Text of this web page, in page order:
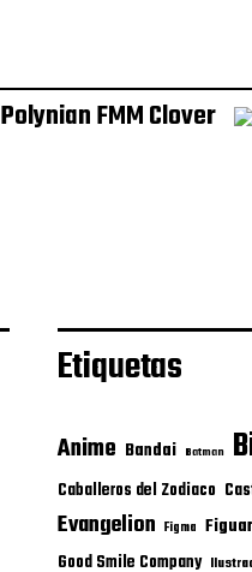
Polynian FMM Clover
Etiquetas
Anime Bandai Batman
Caballeros del Zodiaco
Evangelion Figma
Good Smile Company